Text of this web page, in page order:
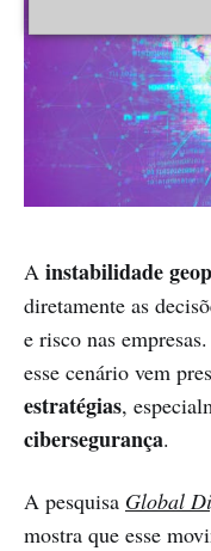
A instabilidade
diretamente as
e risco nas
esse cenário vem
estratégias,
cibersegurança.
A pesquisa Global
mostra que esse